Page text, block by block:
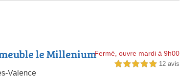
le Millenium
Valence
Fermé, ouvre mardi à 9h00
5,0 étoiles sur 5 12 avis